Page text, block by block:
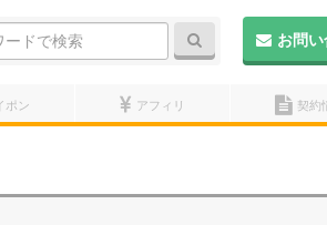
お問
ポン アフィリ 契約